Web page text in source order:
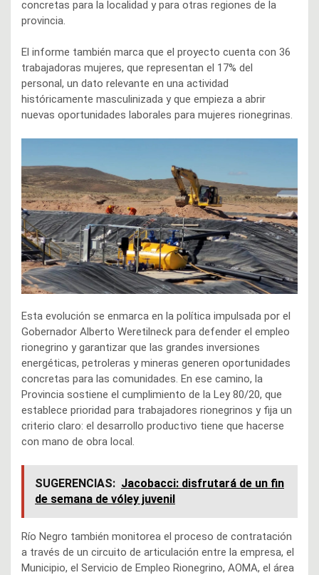
concretas para la localidad y para otras regiones de la
provincia.
El informe también marca que el proyecto cuenta con 36
trabajadoras mujeres, que representan el 17% del
personal, un dato relevante en una actividad
históricamente masculinizada y que empieza a abrir
nuevas oportunidades laborales para mujeres rionegrinas.
Esta evolución se enmarca en la política impulsada por el
Gobernador Alberto Weretilneck para defender el empleo
rionegrino y garantizar que las grandes inversiones
energéticas, petroleras y mineras generen oportunidades
concretas para las comunidades. En ese camino, la
Provincia sostiene el cumplimiento de la Ley 80/20, que
establece prioridad para trabajadores rionegrinos y fija un
criterio claro: el desarrollo productivo tiene que hacerse
con mano de obra local.
SUGERENCIAS: Jacobacci: disfrutará de un fin
de semana de vóley juvenil
Río Negro también monitorea el proceso de contratación
a través de un circuito de articulación entre la empresa, el
Municipio, el Servicio de Empleo Rionegrino, AOMA, el área